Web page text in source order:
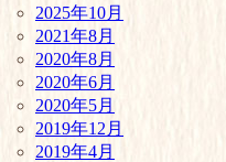
2025年10月
2021年8月
2020年8月
2020年6月
2020年5月
2019年12月
2019年4月